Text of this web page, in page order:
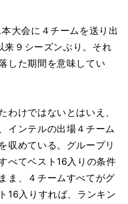
大会に４チームを送り出
９シーズンぶり。それ
した期間を意味してい
けではないとはいえ、
インテルの出場４チーム
収めている。グループリ
べてベスト16入りの条件
ま、４チームすべてがグ
16入りすれば、ランキン